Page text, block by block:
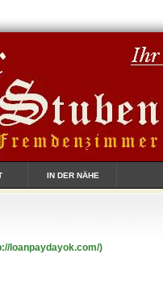
IN DER NÄHE
loanpaydayok.com/)